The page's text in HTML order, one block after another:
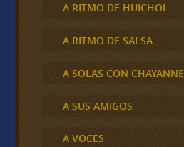
A RITMO DE HUICHOL
A RITMO DE SALSA
A SOLAS CON CHAYANNE
A SUS AMIGOS
A VOCES